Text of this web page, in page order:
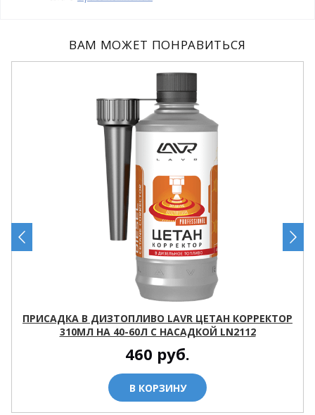
ВАМ МОЖЕТ ПОНРАВИТЬСЯ
ПРИСАДКА В ДИЗТОПЛИВО LAVR ЦЕТАН КОРРЕКТОР
310МЛ НА 40-60Л С НАСАДКОЙ LN2112
460 руб.
В КОРЗИНУ